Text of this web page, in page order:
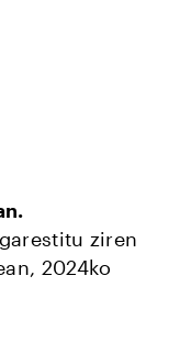
ziren
2024ko